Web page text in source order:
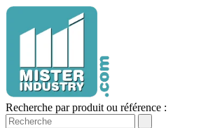
Recherche par produit ou référence :